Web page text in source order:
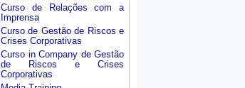
Curso de Relações com a
Imprensa
Curso de Gestão de Riscos e
Crises Corporativas
Curso in Company de Gestão
de Riscos e Crises
Corporativas